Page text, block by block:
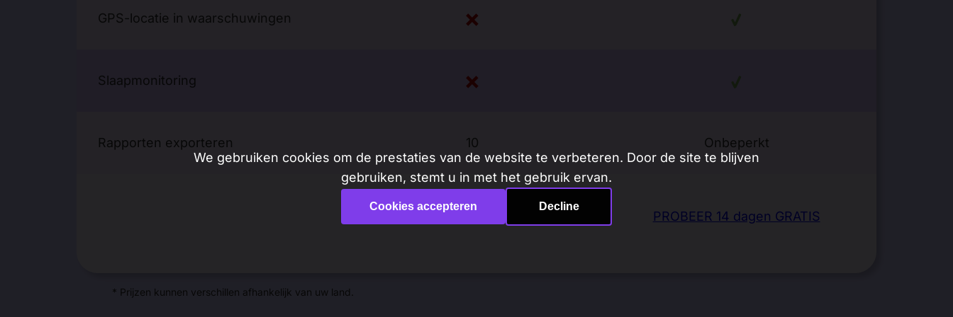
GPS-locatie in waarschuwingen
Slaapmonitoring
Rapporten exporteren 10 Onbeperkt
Begin Gratis PROBEER 14 dagen GRATIS
* Prijzen kunnen verschillen afhankelijk van uw land.
We gebruiken cookies om de prestaties van de website te verbeteren. Door de site te blijven
gebruiken, stemt u in met het gebruik ervan.
Cookies accepteren Decline